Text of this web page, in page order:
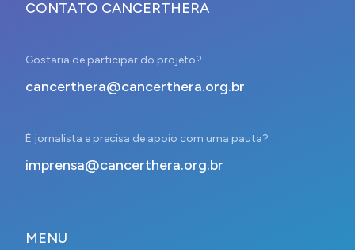
CONTATO CANCERTHERA
Gostaria de participar do projeto?
cancerthera@cancerthera.org.br
É jornalista e precisa de apoio com uma pauta?
imprensa@cancerthera.org.br
MENU